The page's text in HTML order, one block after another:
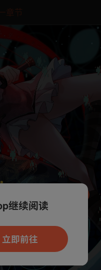
章节
可打开App新用
看
继续阅读
立即前往